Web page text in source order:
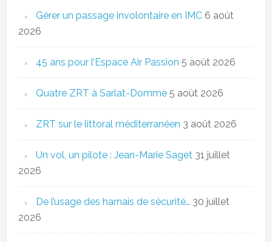
Gérer un passage involontaire en IMC 6 août
2026
45 ans pour l’Espace Air Passion 5 août 2026
Quatre ZRT à Sarlat-Domme 5 août 2026
ZRT sur le littoral méditerranéen 3 août 2026
Un vol, un pilote : Jean-Marie Saget 31 juillet
2026
De l’usage des harnais de sécurité… 30 juillet
2026